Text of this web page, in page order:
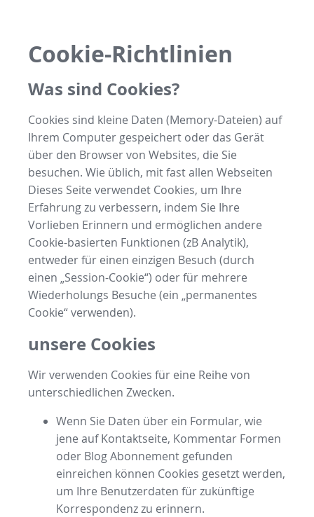
Cookie-Richtlinien
Was sind Cookies?
Cookies sind kleine Daten (Memory-Dateien) auf
Ihrem Computer gespeichert oder das Gerät
über den Browser von Websites, die Sie
besuchen. Wie üblich, mit fast allen Webseiten
Dieses Seite verwendet Cookies, um Ihre
Erfahrung zu verbessern, indem Sie Ihre
Vorlieben Erinnern und ermöglichen andere
Cookie-basierten Funktionen (zB Analytik),
entweder für einen einzigen Besuch (durch
einen „Session-Cookie“) oder für mehrere
Wiederholungs Besuche (ein „permanentes
Cookie“ verwenden).
unsere Cookies
Wir verwenden Cookies für eine Reihe von
unterschiedlichen Zwecken.
Wenn Sie Daten über ein Formular, wie
jene auf Kontaktseite, Kommentar Formen
oder Blog Abonnement gefunden
einreichen können Cookies gesetzt werden,
um Ihre Benutzerdaten für zukünftige
Korrespondenz zu erinnern.